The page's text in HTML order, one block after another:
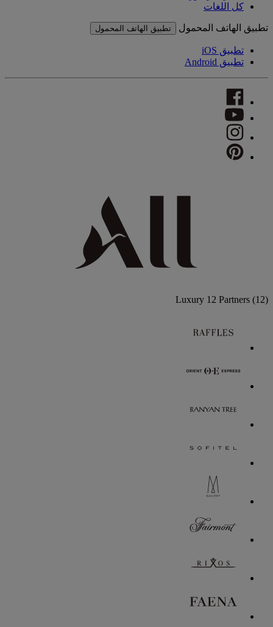
كل اللغات
تطبيق الهاتف المحمول تطبيق الهاتف المحمول
تطبيق iOS
تطبيق Android
Luxury 12 Partners (12)